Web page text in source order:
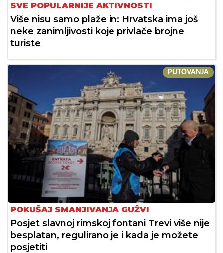
SVE POPULARNIJE AKTIVNOSTI
Više nisu samo plaže in: Hrvatska ima još
neke zanimljivosti koje privlače brojne
turiste
PUTOVANJA
POKUŠAJ SMANJIVANJA GUŽVI
Posjet slavnoj rimskoj fontani Trevi više nije
besplatan, regulirano je i kada je možete
posjetiti